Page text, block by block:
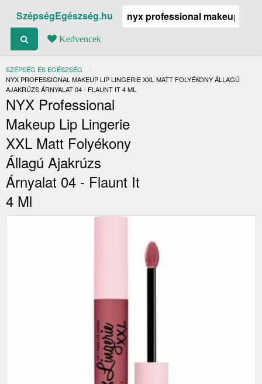
SzépségEgészség.hu
Kedvencek
SZÉPSÉG ÉS EGÉSZSÉG
JELENLEGI:
NYX PROFESSIONAL MAKEUP LIP LINGERIE XXL MATT FOLYÉKONY ÁLLAGÚ
AJAKRÚZS ÁRNYALAT 04 - FLAUNT IT 4 ML
NYX Professional
Makeup Lip Lingerie
XXL Matt Folyékony
Állagú Ajakrúzs
Árnyalat 04 - Flaunt It
4 Ml